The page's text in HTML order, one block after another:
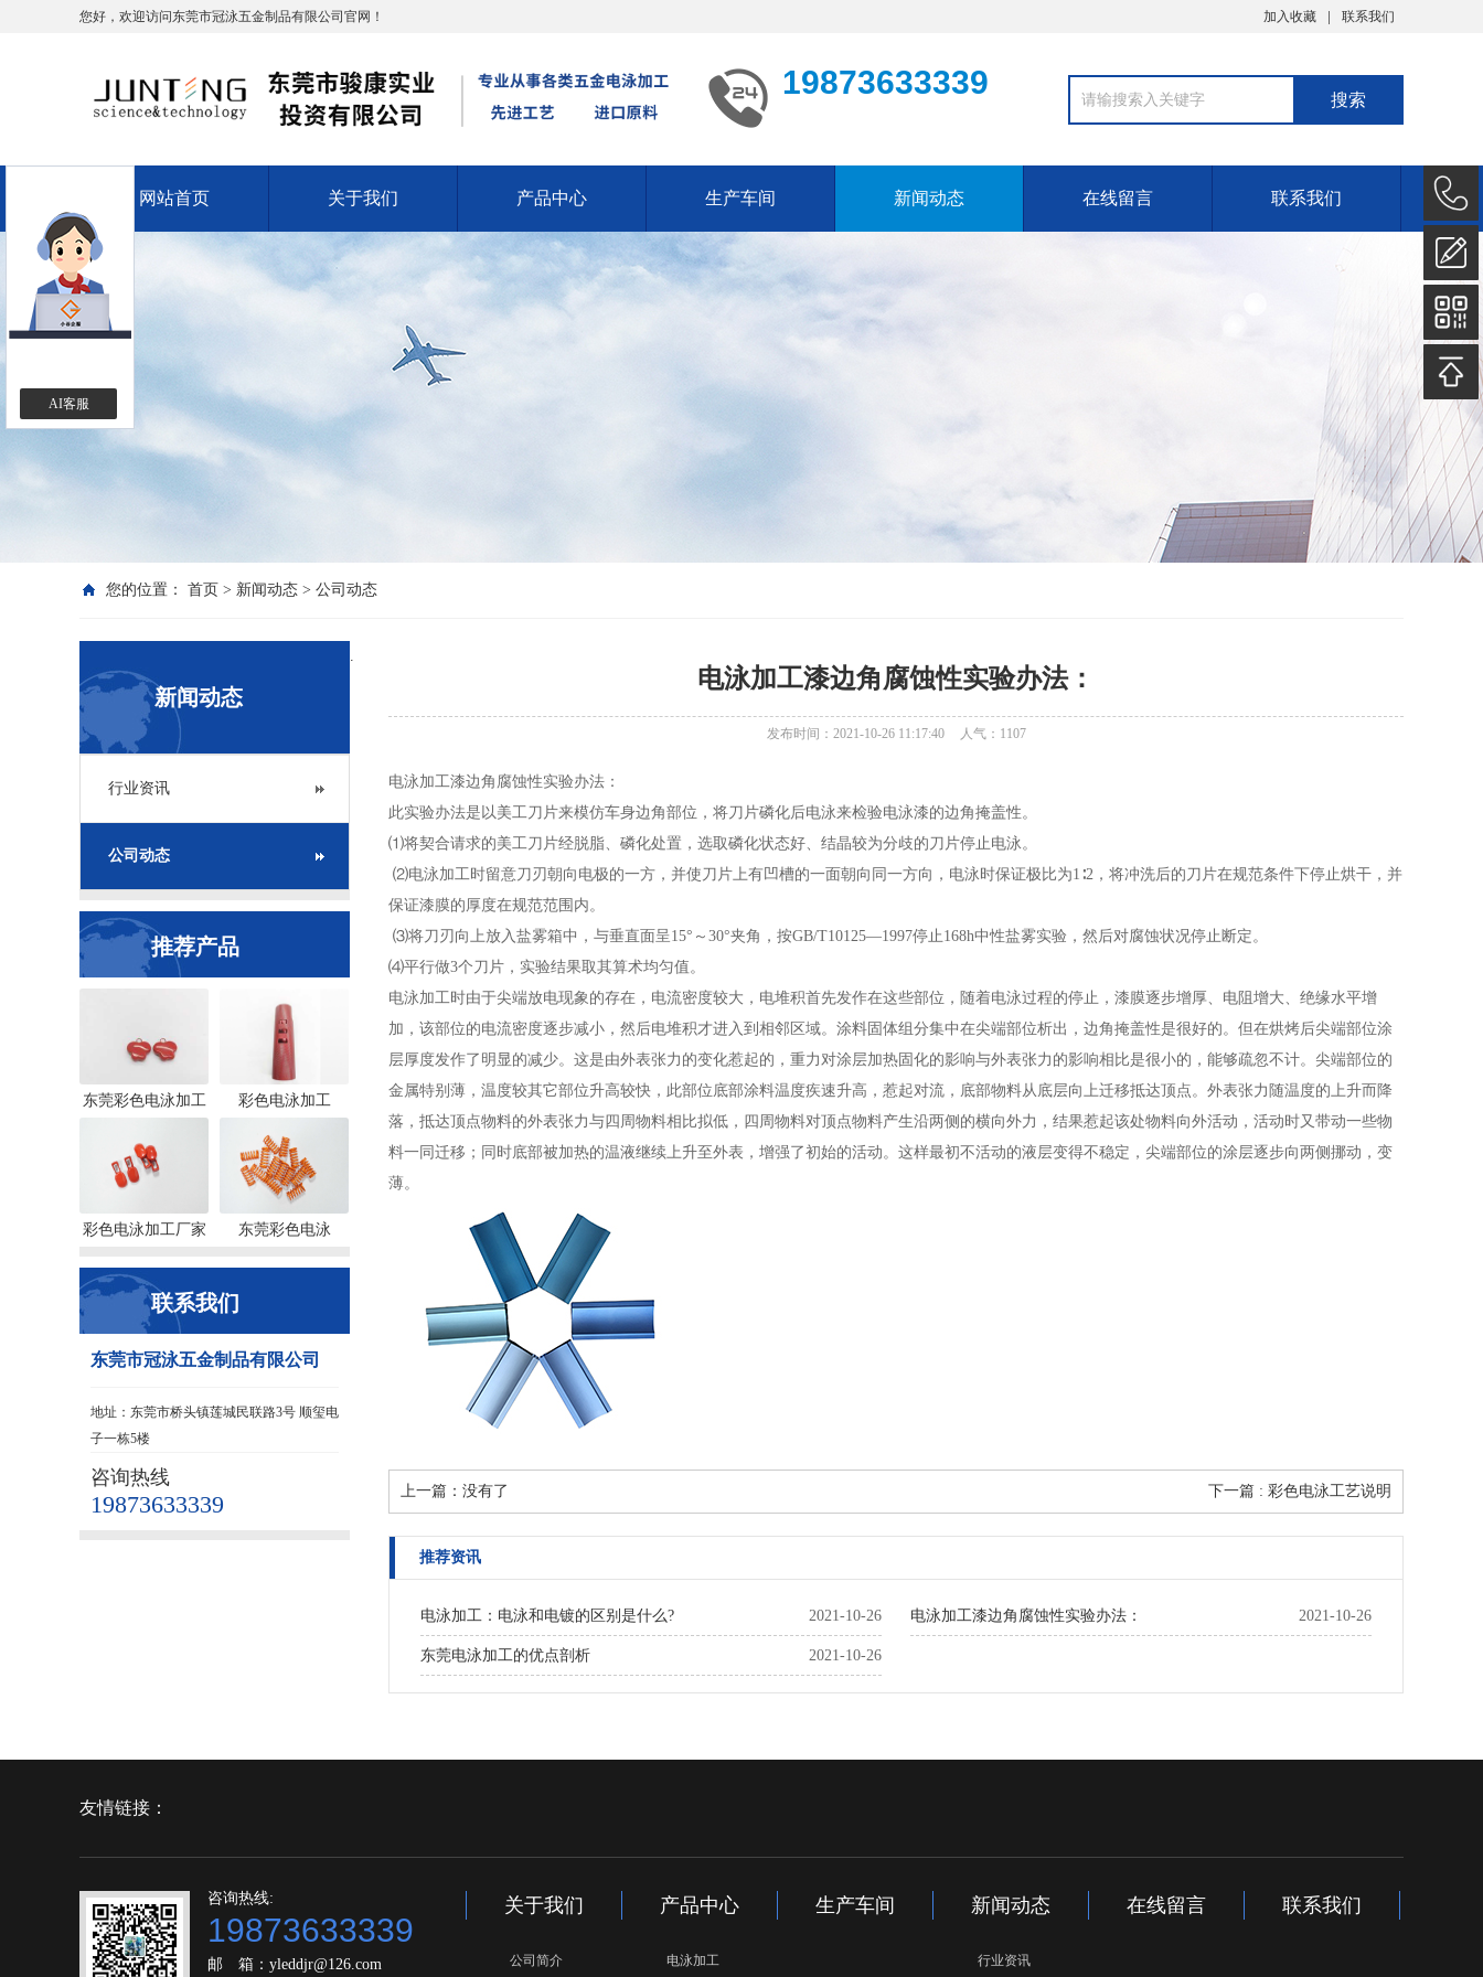
您好，欢迎访问东莞市冠泳五金制品有限公司官网！ 加入收藏 联系我们
19873633339
网站首页 关于我们 产品中心 生产车间 新闻动态 在线留言 联系我们
您的位置： 首页 > 新闻动态 > 公司动态
.
新闻动态
行业资讯
公司动态
推荐产品
东莞彩色电泳加工 彩色电泳加工
彩色电泳加工厂家 东莞彩色电泳
联系我们
东莞市冠泳五金制品有限公司
地址：东莞市桥头镇莲城民联路3号 顺玺电
子一栋5楼
咨询热线
19873633339
电泳加工漆边角腐蚀性实验办法：
发布时间：2021-10-26 11:17:40 人气： 1107
电泳加工漆边角腐蚀性实验办法：
此实验办法是以美工刀片来模仿车身边角部位，将刀片磷化后电泳来检验电泳漆的边角掩盖性。
⑴将契合请求的美工刀片经脱脂、磷化处置，选取磷化状态好、结晶较为分歧的刀片停止电泳。
⑵电泳加工时留意刀刃朝向电极的一方，并使刀片上有凹槽的一面朝向同一方向，电泳时保证极比为1∶2，将冲洗后的刀片在规范条件下停止烘干，并
保证漆膜的厚度在规范范围内。
⑶将刀刃向上放入盐雾箱中，与垂直面呈15°～30°夹角，按GB/T10125—1997停止168h中性盐雾实验，然后对腐蚀状况停止断定。
⑷平行做3个刀片，实验结果取其算术均匀值。
电泳加工时由于尖端放电现象的存在，电流密度较大，电堆积首先发作在这些部位，随着电泳过程的停止，漆膜逐步增厚、电阻增大、绝缘水平增
加，该部位的电流密度逐步减小，然后电堆积才进入到相邻区域。涂料固体组分集中在尖端部位析出，边角掩盖性是很好的。但在烘烤后尖端部位涂
层厚度发作了明显的减少。这是由外表张力的变化惹起的，重力对涂层加热固化的影响与外表张力的影响相比是很小的，能够疏忽不计。尖端部位的
金属特别薄，温度较其它部位升高较快，此部位底部涂料温度疾速升高，惹起对流，底部物料从底层向上迁移抵达顶点。外表张力随温度的上升而降
落，抵达顶点物料的外表张力与四周物料相比拟低，四周物料对顶点物料产生沿两侧的横向外力，结果惹起该处物料向外活动，活动时又带动一些物
料一同迁移；同时底部被加热的温液继续上升至外表，增强了初始的活动。这样最初不活动的液层变得不稳定，尖端部位的涂层逐步向两侧挪动，变
薄。
上一篇：没有了 下一篇 : 彩色电泳工艺说明
推荐资讯
2021-10-26
电泳加工：电泳和电镀的区别是什么? 2021-10-26
电泳加工漆边角腐蚀性实验办法：
2021-10-26
东莞电泳加工的优点剖析
友情链接：
咨询热线:
19873633339
邮 箱：yleddjr@126.com
关于我们
公司简介
产品中心
电泳加工
生产车间 新闻动态
行业资讯
在线留言 联系我们
AI客服